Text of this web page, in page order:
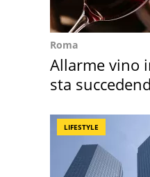
Roma
Allarme vino
sta
LIFESTYLE